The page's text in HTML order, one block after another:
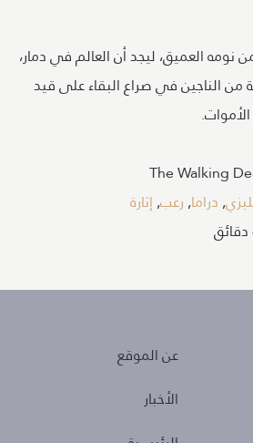
العميق، ليجد أن العالم في دمار،
من الناجين في صراع البقاء على قيد
الأموات.
The Walking
,دراما,رعب,إثارة
About
عن الموقع
الأخبار